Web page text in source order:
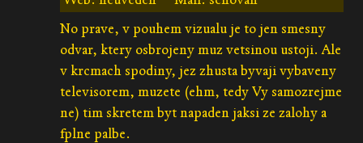
No prave, v pouhem vizualu je to jen smesny
odvar, ktery osbrojeny muz vetsinou ustoji. Ale
v krcmach spodiny, jez zhusta byvaji vybaveny
televisorem, muzete (ehm, tedy Vy samozrejme
ne) tim skretem byt napaden jaksi ze zalohy a
fplne palbe.